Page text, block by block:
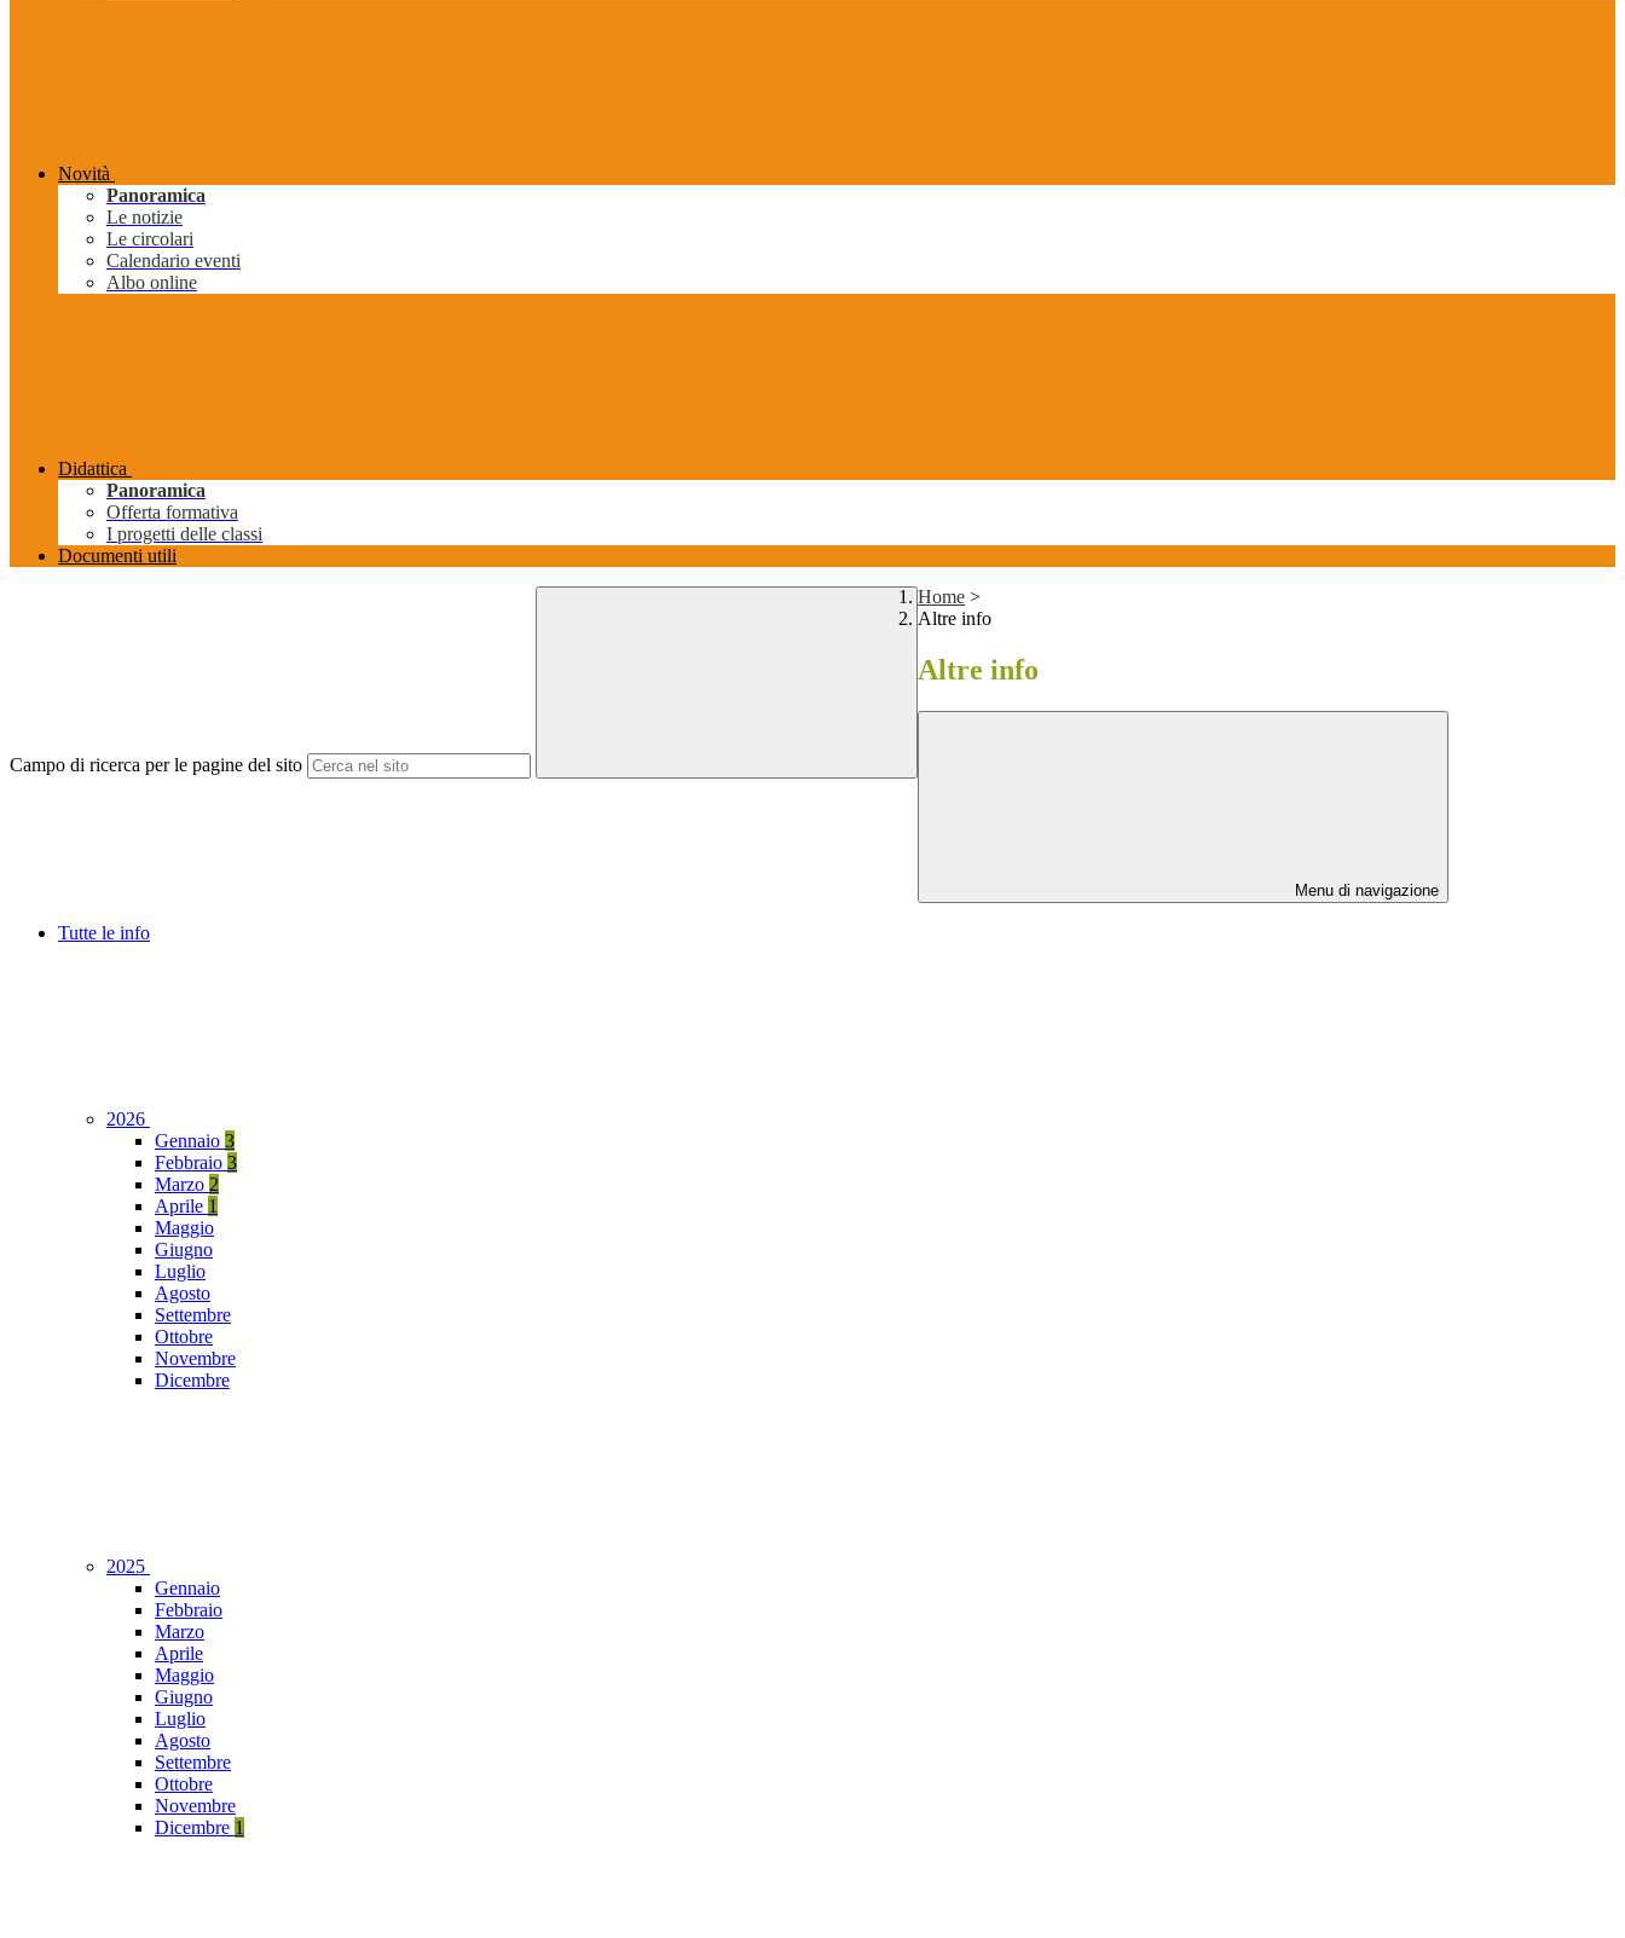
Novità
Panoramica
Le notizie
Le circolari
Calendario eventi
Albo online
Didattica
Panoramica
Offerta formativa
I progetti delle classi
Documenti utili
Campo di ricerca per le pagine del sito
Home >
Altre info
Altre info
Menu di navigazione
Tutte le info
2026
Gennaio 3
Febbraio 3
Marzo 2
Aprile 1
Maggio
Giugno
Luglio
Agosto
Settembre
Ottobre
Novembre
Dicembre
2025
Gennaio
Febbraio
Marzo
Aprile
Maggio
Giugno
Luglio
Agosto
Settembre
Ottobre
Novembre
Dicembre 1